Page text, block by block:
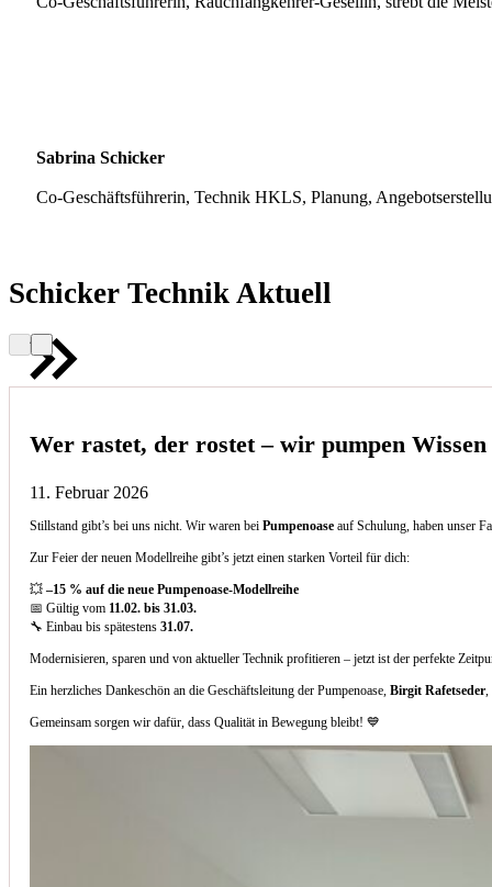
Sabrina Schicker
Co-Geschäftsführerin, Technik HKLS, Planung,
Schicker Technik Aktuell
Wer rastet, der rostet – wir pumpen
11. Februar 2026
Stillstand gibt’s bei uns nicht. Wir waren beiPumpenoase auf Schulung, haben unser
Zur Feier der neuen Modellreihe gibt’s jetzt einen starken Vorteil für dich:
💥–15 % auf die neue Pumpenoase-Modellreihe
📅 Gültig vom 11.02. bis 31.03.
🔧 Einbau bis spätestens31.07.
Modernisieren, sparen und von aktueller Technik profitieren – jetzt ist der perfekte
Ein herzliches Dankeschön an die Geschäftsleitung der Pumpenoase,Birgit Rafetseder
Gemeinsam sorgen wir dafür, dass Qualität in Bewegung bleibt! 💙